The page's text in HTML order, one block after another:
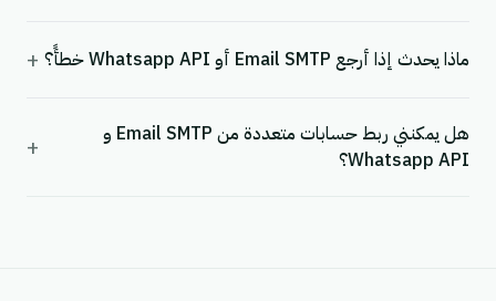
ماذا يحدث إذا أرجع Email SMTP أو Whatsapp API خطأً؟ +
هل يمكنني ربط حسابات متعددة من Email SMTP و
Whatsapp API؟
+